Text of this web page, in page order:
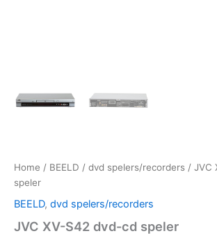
Home / BEELD / dvd spelers/recorders / JVC
speler
BEELD, dvd spelers/recorders
JVC XV-S42 dvd-cd speler